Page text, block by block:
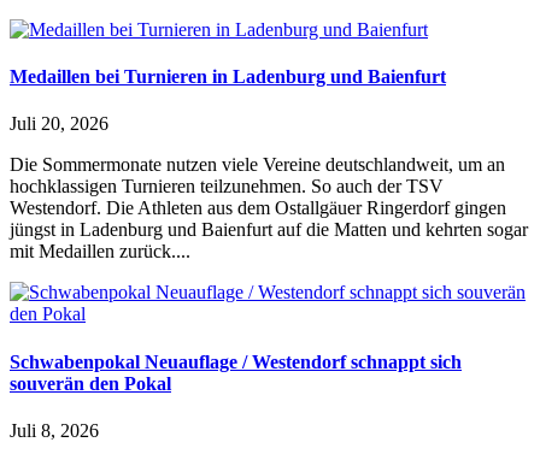
Medaillen bei Turnieren in Ladenburg und Baienfurt
Juli 20, 2026
Die Sommermonate nutzen viele Vereine deutschlandweit, um an
hochklassigen Turnieren teilzunehmen. So auch der TSV
Westendorf. Die Athleten aus dem Ostallgäuer Ringerdorf gingen
jüngst in Ladenburg und Baienfurt auf die Matten und kehrten sogar
mit Medaillen zurück....
Schwabenpokal Neuauflage / Westendorf schnappt sich
souverän den Pokal
Juli 8, 2026